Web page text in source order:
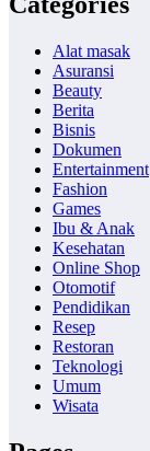
Alat masak
Asuransi
Beauty
Berita
Bisnis
Dokumen
Entertainment
Fashion
Games
Ibu & Anak
Kesehatan
Online Shop
Otomotif
Pendidikan
Resep
Restoran
Teknologi
Umum
Wisata